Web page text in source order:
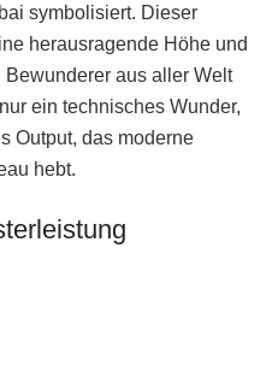
symbolisiert. Dieser
herausragende Höhe und
aus aller Welt
ein technisches Wunder,
Output, das moderne
hebt.